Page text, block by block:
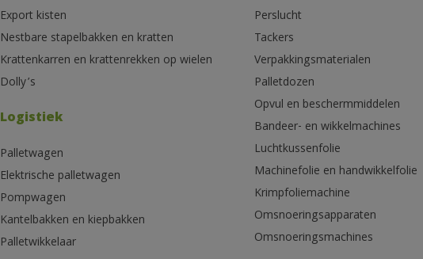
Export kisten
Nestbare stapelbakken en kratten
Krattenkarren en krattenrekken op wielen
Dolly’s
Logistiek
Palletwagen
Elektrische palletwagen
Pompwagen
Kantelbakken en kiepbakken
Palletwikkelaar
Perslucht
Tackers
Verpakkingsmaterialen
Palletdozen
Opvul en beschermmiddelen
Bandeer- en wikkelmachines
Luchtkussenfolie
Machinefolie en handwikkelfolie
Krimpfoliemachine
Omsnoeringsapparaten
Omsnoeringsmachines